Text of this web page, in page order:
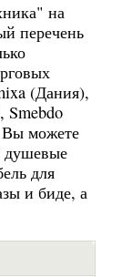
на
перечень
(Дания),
Smebdo
можете
душевые
для
и биде, а